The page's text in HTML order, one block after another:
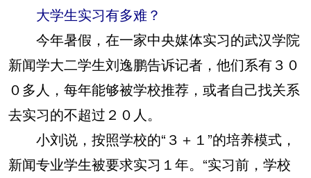
大学生实习有多难？
今年暑假，在一家中央媒体实习的武汉学院
新闻学大二学生刘逸鹏告诉记者，他们系有３０
０多人，每年能够被学校推荐，或者自己找关系
去实习的不超过２０人。
小刘说，按照学校的“３＋１”的培养模式，
新闻专业学生被要求实习１年。“实习前，学校